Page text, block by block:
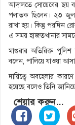
আদালতে সোয়েবের ছয়
পলাতক ছিলেন। ২৩
রাখা হয়। কিন্তু পরদিন
এ সময় হাজতখানার
মাগুরার অতিরিক্ত
বলেন, পালিয়ে যাওয়া
দায়িত্বে অবহেলার
হয়েছে বলেও তিনি
শেয়ার করুন...